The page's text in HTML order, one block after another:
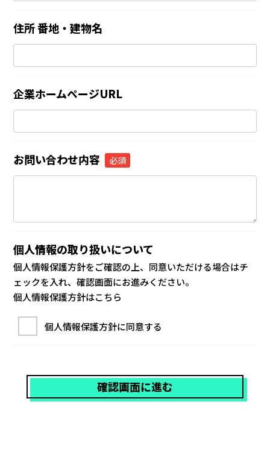
住所 番地・建物名
企業ホームページURL
お問い合わせ内容
個人情報の取り扱いについて
個人情報保護方針をご確認の上、同意いただける場合はチ
ェックを入れ、確認画面にお進みください。
個人情報保護方針はこちら
個人情報保護方針に同意する
確認画面に進む